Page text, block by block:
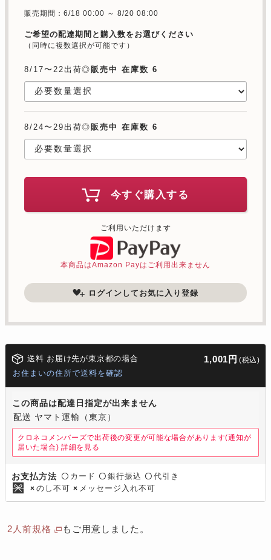
販売期間：6/18 00:00 ～ 8/20 08:00
ご希望の配達期間と購入数をお選びください
（同時に複数選択が可能です）
8/17〜22出荷◎販売中 在庫数 6
8/24〜29出荷◎販売中 在庫数 6
今すぐ購入する
ご利用いただけます
本商品はAmazon Payはご利用出来ません
ログインしてお気に入り登録
送料 お届け先が東京都の場合 1,001円 (税込)
お住まいの住所で送料を確認
この商品は配達日指定が出来ません
配送 ヤマト運輸（東京）
クロネコメンバーズで出荷後の変更が可能な場合があります(通知が
届いた場合) 詳細を見る
お支払方法 〇 カード 〇 銀行振込 〇 代引き
× のし不可 × メッセージ入れ不可
2人前規格 もご用意しました。